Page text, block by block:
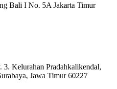
Bali I No. 5A Jakarta Timur
Kelurahan Pradahkalikendal,
Jawa Timur 60227